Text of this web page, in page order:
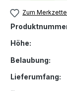
Zum
Höhe:
Belaubung:
Lieferumfang: